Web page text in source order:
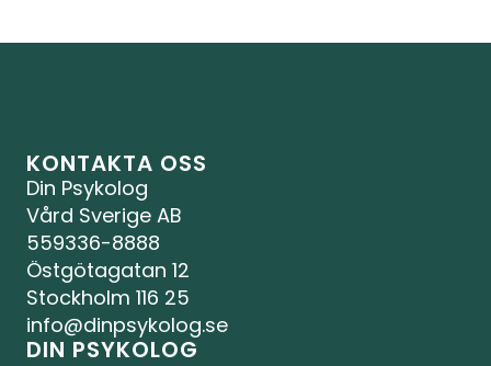
KONTAKTA OSS
Din Psykolog
Vård Sverige AB
559336-8888
Östgötagatan 12
Stockholm 116 25
info@dinpsykolog.se
DIN PSYKOLOG